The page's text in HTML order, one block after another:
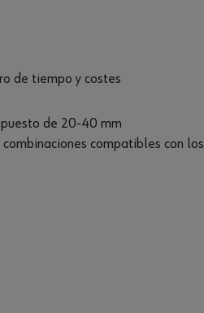
de tiempo y costes
de 20-40 mm
compatibles con los